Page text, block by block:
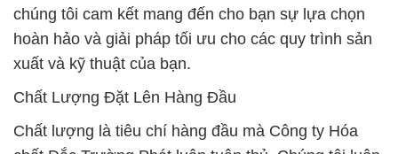
chúng tôi cam kết mang đến cho bạn sự lựa chọn
hoàn hảo và giải pháp tối ưu cho các quy trình sản
xuất và kỹ thuật của bạn.
Chất Lượng Đặt Lên Hàng Đầu
Chất lượng là tiêu chí hàng đầu mà Công ty Hóa